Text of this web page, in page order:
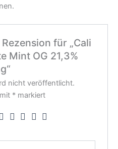
für „Cali
Mint OG 21,3%
nicht veröffentlicht.
* markiert